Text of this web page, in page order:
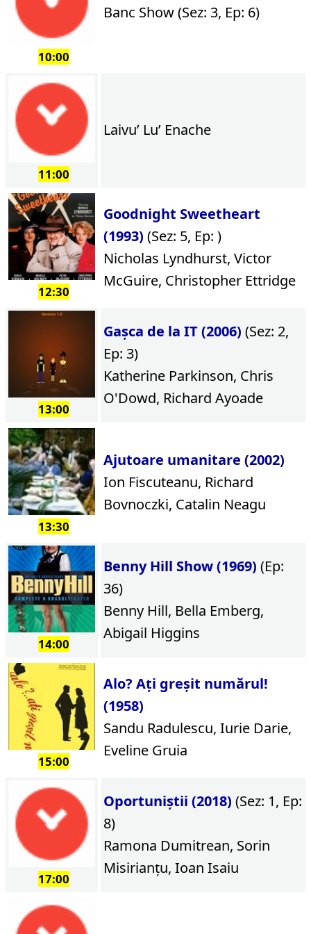
10:00
Banc Show (Sez: 3, Ep: 6)
11:00
Laivu’ Lu’ Enache
12:30
Goodnight Sweetheart
(1993) (Sez: 5, Ep: )
Nicholas Lyndhurst, Victor
McGuire, Christopher Ettridge
13:00
Gașca de la IT (2006) (Sez: 2,
Ep: 3)
Katherine Parkinson, Chris
O'Dowd, Richard Ayoade
13:30
Ajutoare umanitare (2002)
Ion Fiscuteanu, Richard
Bovnoczki, Catalin Neagu
14:00
Benny Hill Show (1969) (Ep:
36)
Benny Hill, Bella Emberg,
Abigail Higgins
15:00
Alo? Ați greșit numărul!
(1958)
Sandu Radulescu, Iurie Darie,
Eveline Gruia
17:00
Oportuniștii (2018) (Sez: 1, Ep:
8)
Ramona Dumitrean, Sorin
Misirianțu, Ioan Isaiu